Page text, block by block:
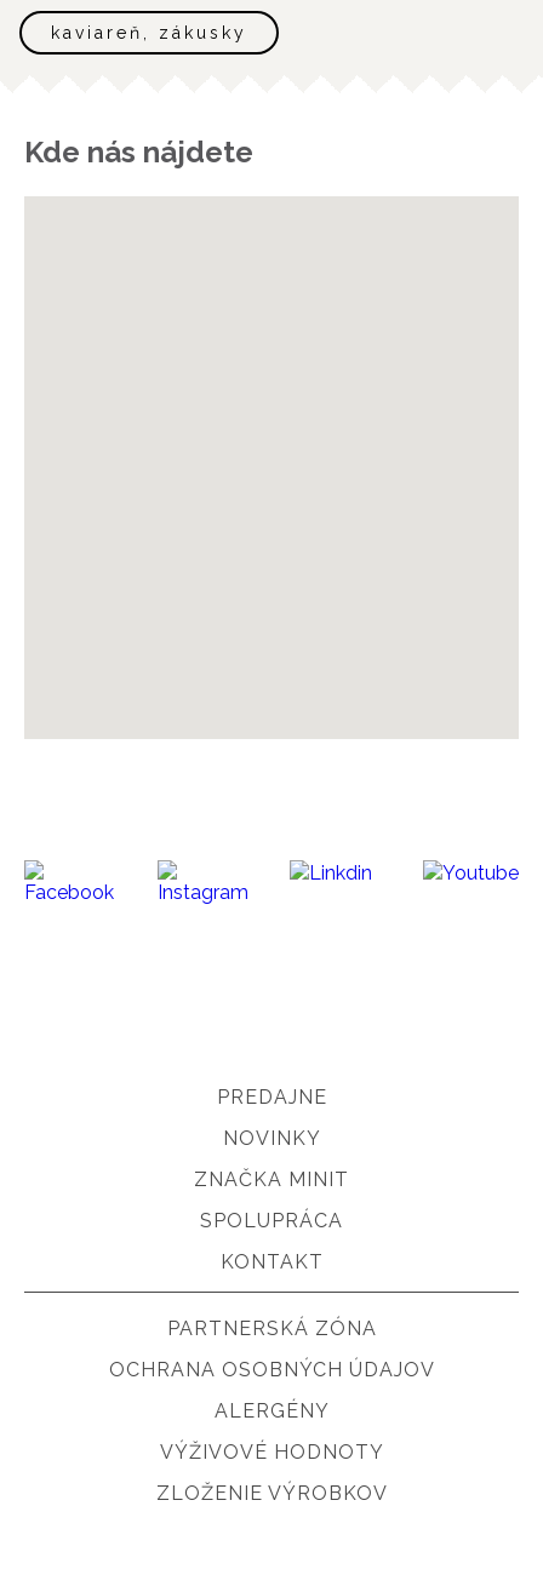
kaviareň, zákusky
Kde nás nájdete
PREDAJNE
NOVINKY
ZNAČKA MINIT
SPOLUPRÁCA
KONTAKT
PARTNERSKÁ ZÓNA
OCHRANA OSOBNÝCH ÚDAJOV
ALERGÉNY
VÝŽIVOVÉ HODNOTY
ZLOŽENIE VÝROBKOV